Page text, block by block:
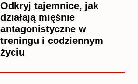
Odkryj tajemnice, jak
działają mięśnie
antagonistyczne w
treningu i codziennym
życiu